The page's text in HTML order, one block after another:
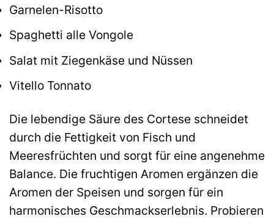
Garnelen-Risotto
Spaghetti alle Vongole
Salat mit Ziegenkäse und Nüssen
Vitello Tonnato
Die lebendige Säure des Cortese schneidet
durch die Fettigkeit von Fisch und
Meeresfrüchten und sorgt für eine angenehme
Balance. Die fruchtigen Aromen ergänzen die
Aromen der Speisen und sorgen für ein
harmonisches Geschmackserlebnis. Probieren